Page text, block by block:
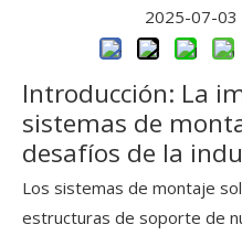
2025-07-
Introducción: La
sistemas de
desafíos de la
Los sistemas de montaje
estructuras de soporte de